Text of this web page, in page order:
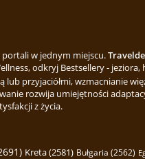
w jednym miejscu.
odkryj Bestsellery -
przyjaciółmi, wzmacnianie
rozwija umiejętności
z życia.
Kreta (2581) Bułgaria (2562)